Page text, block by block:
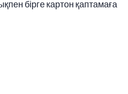
бірге картон қаптамаға